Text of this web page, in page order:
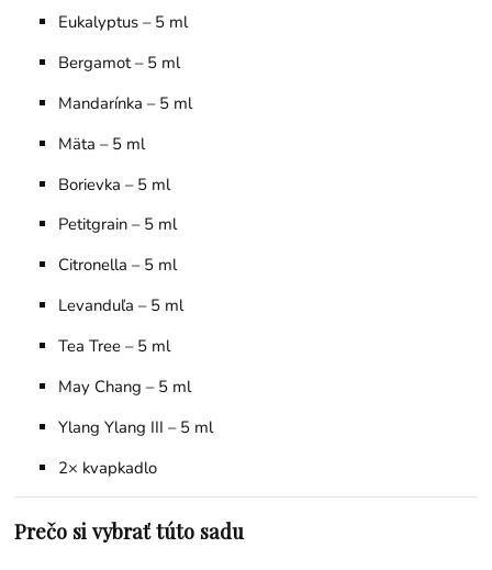
Eukalyptus – 5 ml
Bergamot– 5 ml
Mandarínka – 5 ml
Mäta – 5 ml
Borievka – 5 ml
Petitgrain – 5 ml
Citronella – 5 ml
Levanduľa – 5 ml
Tea Tree – 5 ml
May Chang – 5 ml
Ylang Ylang III – 5 ml
2× kvapkadlo
Prečo si vybrať túto sadu